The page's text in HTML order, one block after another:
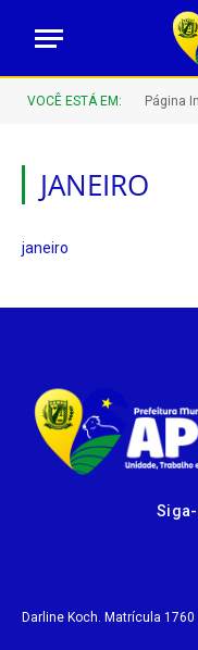
VOCÊ ESTÁ EM: Página
JANEIRO
janeiro
Darline Koch. Matrícula 1760